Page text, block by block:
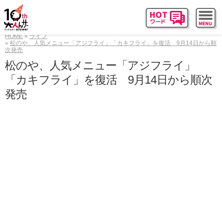
HOME
ライフ
松のや、人気メニュー「アジフライ」「カキフライ」を復活 9月14日から順
次発売
松のや、人気メニュー「アジフライ」
「カキフライ」を復活 9月14日から順次
発売